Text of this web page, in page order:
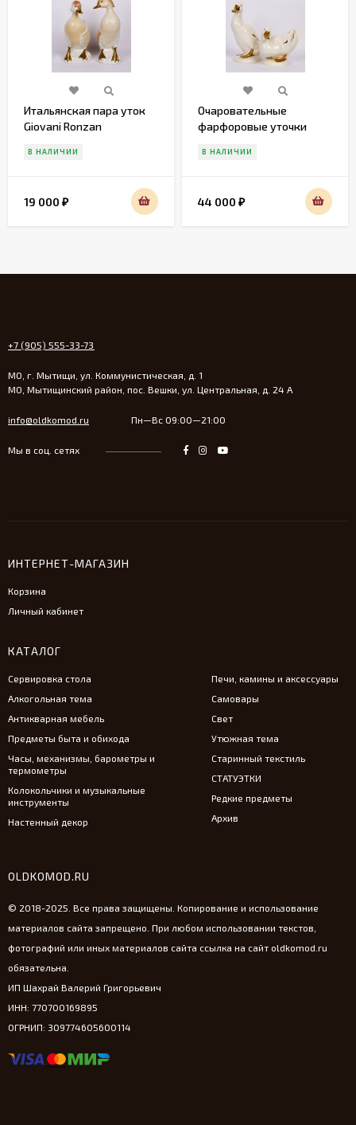
Итальянская пара уток
Giovani Ronzan
В НАЛИЧИИ
19 000 ₽
Очаровательные
фарфоровые уточки
В НАЛИЧИИ
44 000 ₽
+7 (905) 555-33-73
МО, г. Мытищи, ул. Коммунистическая, д. 1
МО, Мытищинский район, пос. Вешки, ул. Центральная, д. 24 А
info@oldkomod.ru Пн—Вс 09:00—21:00
Мы в соц. сетях
ИНТЕРНЕТ-МАГАЗИН
Корзина
Личный кабинет
КАТАЛОГ
Сервировка стола
Алкогольная тема
Антикварная мебель
Предметы быта и обихода
Часы, механизмы, барометры и
термометры
Колокольчики и музыкальные
инструменты
Настенный декор
Печи, камины и аксессуары
Самовары
Свет
Утюжная тема
Старинный текстиль
СТАТУЭТКИ
Редкие предметы
Архив
OLDKOMOD.RU
© 2018-2025. Все права защищены. Копирование и использование
материалов сайта запрещено. При любом использовании текстов,
фотографий или иных материалов сайта ссылка на сайт oldkomod.ru
обязательна.
ИП Шахрай Валерий Григорьевич
ИНН: 770700169895
ОГРНИП: 309774605600114